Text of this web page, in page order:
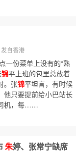
自香港
一份菜单上没有的“熟
锦平上班的包里总放着
。张锦平坦言，有时候
他只要提前给小巴站长
机，每……
朱婷、张常宁缺席